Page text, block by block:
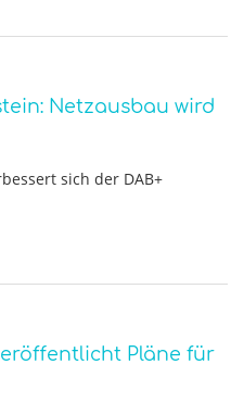
Netzausbau wird
sich der DAB+
Pläne für